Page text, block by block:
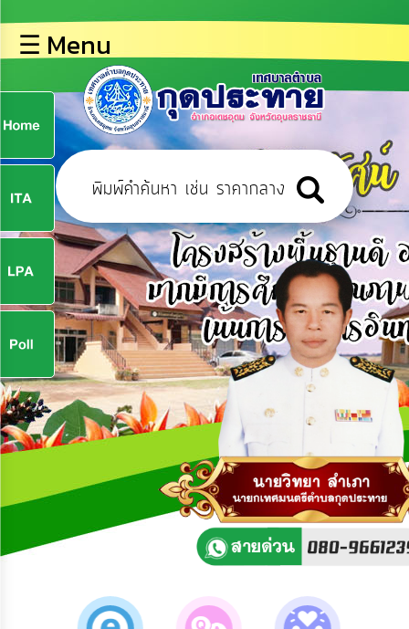
หลัก
ข้อมูล
พื้น
ฐาน
บุคลากร
ข่าว
ประชาสัมพันธ์
การ
ปฏิสัมพันธ์
ข้อมูล
รับ
ฟัง
ความ
คิด
เห็น
แผน
แผน
พัฒนา
บริหาร/
☰ Menu